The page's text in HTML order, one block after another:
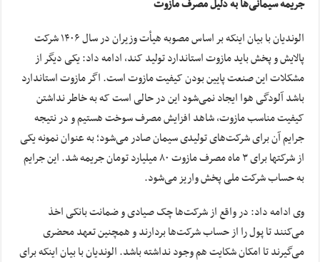
جریمه سیمانی‌ها به دلیل مصرف مازوت
الوندیان با بیان اینکه بر اساس مصوبه هیأت وزیران در سال ۱۴۰۶ شرکت
پالایش و پخش باید مازوت استاندارد تولید کند، ادامه داد: یکی دیگر از
مشکلات این صنعت پایین بودن کیفیت مازوت است. اگر مازوت استاندارد
باشد آلودگی هوا ایجاد نمی‌شود این در حالی است که به خاطر نداشتن
کیفیت مناسب مازوت، شاهد افزایش مصرف سوخت هستیم و در نتیجه
جرایم آن برای شرکت‌های تولیدی سیمان صادر می‌شود؛ به عنوان نمونه یکی
از شرکتها برای ۳ ماه مصرف مازوت ۸۰ میلیارد تومان جریمه شد. این جرایم
به حساب شرکت ملی پخش واریز می‌شود.
وی ادامه داد: در واقع از شرکت‌ها چک صیادی و ضمانت بانکی اخذ
می‌کنند تا پول را از حساب شرکت‌ها بردارند و همچنین تعهد محضری
می‌گیرند تا امکان شکایت هم وجود نداشته باشد. الوندیان با بیان اینکه برای